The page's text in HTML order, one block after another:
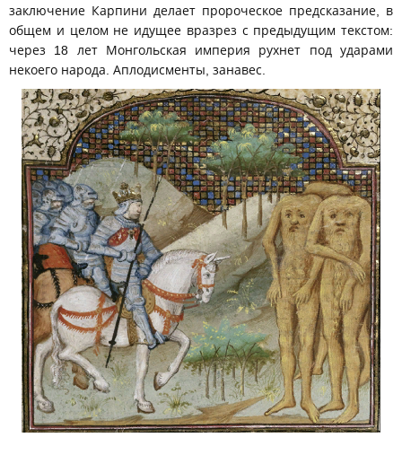
заключение Карпини делает пророческое предсказание, в
общем и целом не идущее вразрез с предыдущим текстом:
через 18 лет Монгольская империя рухнет под ударами
некоего народа. Аплодисменты, занавес.